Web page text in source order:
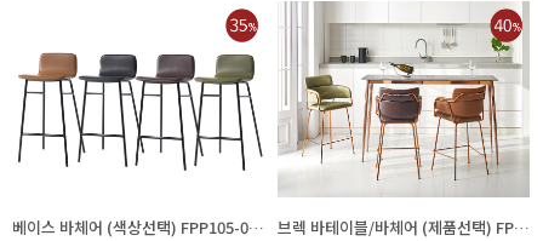
베이스 바체어 (색상선택) FPP105-0005 브렉 바테이블/바체어 (제품선택) FPP115-0004